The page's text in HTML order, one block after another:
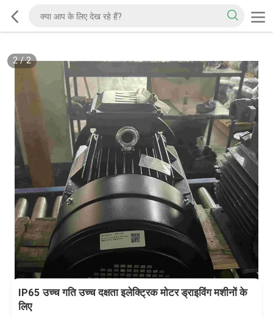
2/2
IP65 उच्च गति उच्च दक्षता इलेक्ट्रिक मोटर ड्राइविंग मशीनों के
लिए